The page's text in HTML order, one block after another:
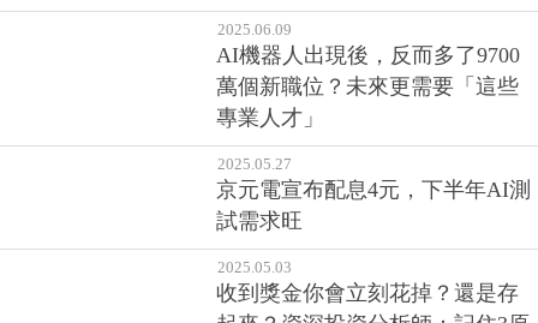
2025.05.27
京元電宣布配息4元，下半年AI測
試需求旺
2025.05.03
收到獎金你會立刻花掉？還是存
起來？資深投資分析師：記住3原
則，才能理性消費
2025.04.23
先懂情緒價值、再談銷售！遠距
成交女王黃明楓：5招帶你學會